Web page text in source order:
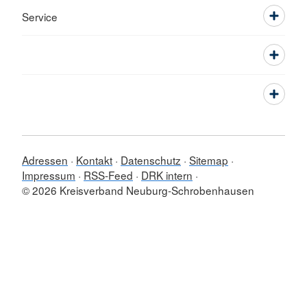
Service
Adressen Kontakt Datenschutz Sitemap
Impressum
RSS-Feed
DRK intern
© 2026 Kreisverband Neuburg-Schrobenhausen